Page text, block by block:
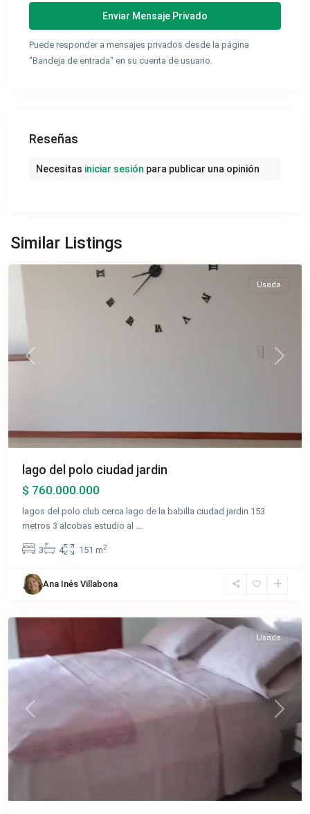
Puede responder a mensajes privados desde la página
"Bandeja de entrada" en su cuenta de usuario.
Reseñas
Necesitas iniciar sesión para publicar una opinión
Similar Listings
Ciudad
Jardín
Previous Next
Usada
lago del polo ciudad jardin
$ 760.000.000
lagos del polo club cerca lago de la babilla ciudad jardin 153
metros 3 alcobas estudio al
3 4 151 m2
Ana Inés Villabona
Ciudad
Previous Next
Usada